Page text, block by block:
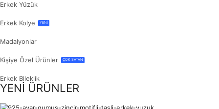
Erkek Yüzük
Erkek Kolye YENİ
Madalyonlar
Kişiye Özel Ürünler ÇOK SATAN
Erkek Bileklik
YENİ ÜRÜNLER